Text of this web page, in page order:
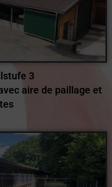
3
aire de paillage et